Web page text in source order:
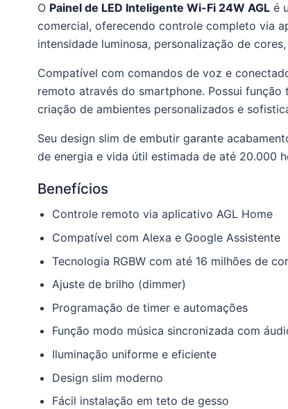
O Painel de LED Inteligente Wi-Fi 24W AGLé
comercial, oferecendo controle completo via
intensidade luminosa, personalização de
Compatível com comandos de voz e
remoto através do smartphone. Possui
criação de ambientes personalizados e
Seu design slim de embutir garante
de energia e vida útil estimada de até 20.000
Benefícios
Controle remoto via aplicativo AGL Home
Compatível com Alexa e Google Assistente
Tecnologia RGBW com até 16 milhões de
Ajuste de brilho (dimmer)
Programação de timer e automações
Função modo música sincronizada com
Iluminação uniforme e eficiente
Design slim moderno
Fácil instalação em teto de gesso